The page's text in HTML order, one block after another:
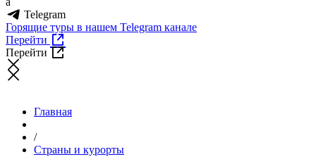
Telegram
Горящие туры в нашем Telegram канале
Перейти
Перейти
Главная
/
Страны и курорты